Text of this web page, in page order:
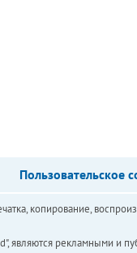
Пользовательское
копирование,
рекламными и